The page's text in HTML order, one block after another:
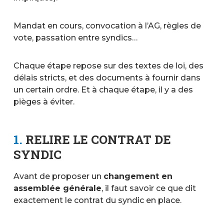
Mandat en cours, convocation à l’AG, règles de
vote, passation entre syndics…
Chaque étape repose sur des textes de loi, des
délais stricts, et des documents à fournir dans
un certain ordre. Et à chaque étape, il y a des
pièges à éviter.
1. RELIRE LE CONTRAT DE
SYNDIC
Avant de proposer un changement en
assemblée générale, il faut savoir ce que dit
exactement le contrat du syndic en place.